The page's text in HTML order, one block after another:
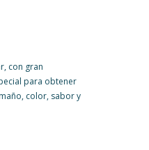
con gran
para obtener
color, sabor y